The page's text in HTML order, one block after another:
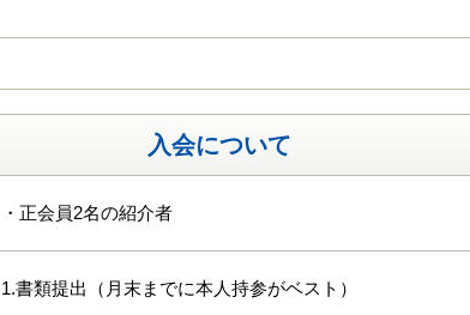
入会について
・正会員2名の紹介者
1.書類提出（月末までに本人持参がベスト）